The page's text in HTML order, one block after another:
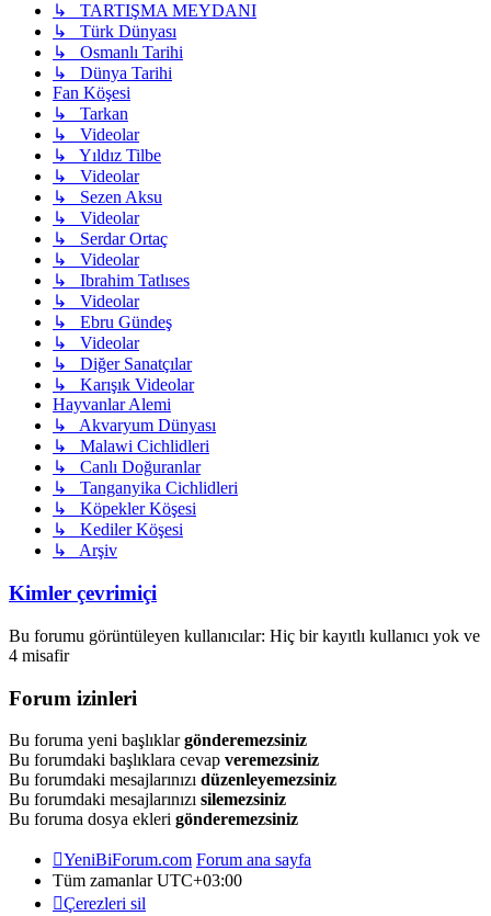
↳ TARTIŞMA MEYDANI
↳ Türk Dünyası
↳ Osmanlı Tarihi
↳ Dünya Tarihi
Fan Köşesi
↳ Tarkan
↳ Videolar
↳ Yıldız Tilbe
↳ Videolar
↳ Sezen Aksu
↳ Videolar
↳ Serdar Ortaç
↳ Videolar
↳ Ibrahim Tatlıses
↳ Videolar
↳ Ebru Gündeş
↳ Videolar
↳ Diğer Sanatçılar
↳ Karışık Videolar
Hayvanlar Alemi
↳ Akvaryum Dünyası
↳ Malawi Cichlidleri
↳ Canlı Doğuranlar
↳ Tanganyika Cichlidleri
↳ Köpekler Köşesi
↳ Kediler Köşesi
↳ Arşiv
Kimler çevrimiçi
Bu forumu görüntüleyen kullanıcılar: Hiç bir kayıtlı kullanıcı yok ve
4 misafir
Forum izinleri
Bu foruma yeni başlıklargönderemezsiniz
Bu forumdaki başlıklara cevap veremezsiniz
Bu forumdaki mesajlarınızı düzenleyemezsiniz
Bu forumdaki mesajlarınızı silemezsiniz
Bu foruma dosya ekleri gönderemezsiniz
YeniBiForum.com Forum ana sayfa
Tüm zamanlarUTC+03:00
Çerezleri sil